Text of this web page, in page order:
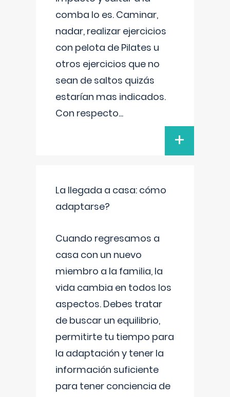
comba lo es. Caminar,
nadar, realizar ejercicios
con pelota de Pilates u
otros ejercicios que no
sean de saltos quizás
estarían mas indicados.
Con respecto...
+
La llegada a casa: cómo
adaptarse?
Cuando regresamos a
casa con un nuevo
miembro a la familia, la
vida cambia en todos los
aspectos. Debes tratar
de buscar un equilibrio,
permitirte tu tiempo para
la adaptación y tener la
información suficiente
para tener conciencia de